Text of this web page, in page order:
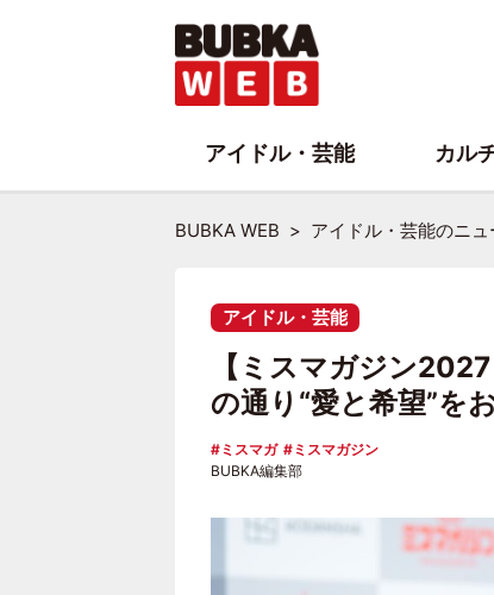
BUBKA WEB アイドル・芸能のニュ
アイドル・芸能
【ミスマガジン
の通り“愛と希望”を
ミスマガ
ミスマガジン
BUBKA編集部
アイドル・芸能 カル